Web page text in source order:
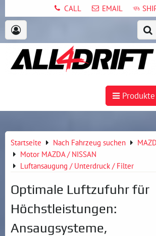
CALL EMAIL
Produkte
Startseite Nach Fahrzeug suchen
Motor MAZDA / NISSAN
Luftansaugung / Unterdruck / Filter
Optimale Luftzufuhr für
Höchstleistungen:
Ansaugsysteme,